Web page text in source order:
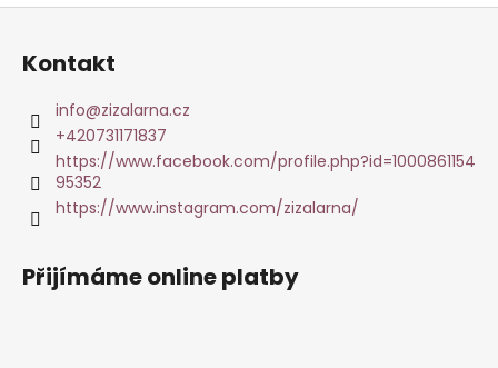
Z
Kontakt
info@zizalarna.cz
+420731171837
https://www.facebook.com/profile.php?id=1000861154
95352
https://www.instagram.com/zizalarna/
Přijímáme online platby